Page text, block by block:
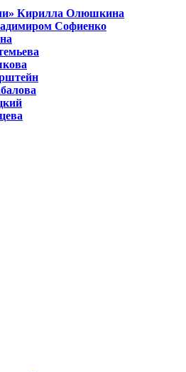
Кирилла Олюшкина
Софиенко